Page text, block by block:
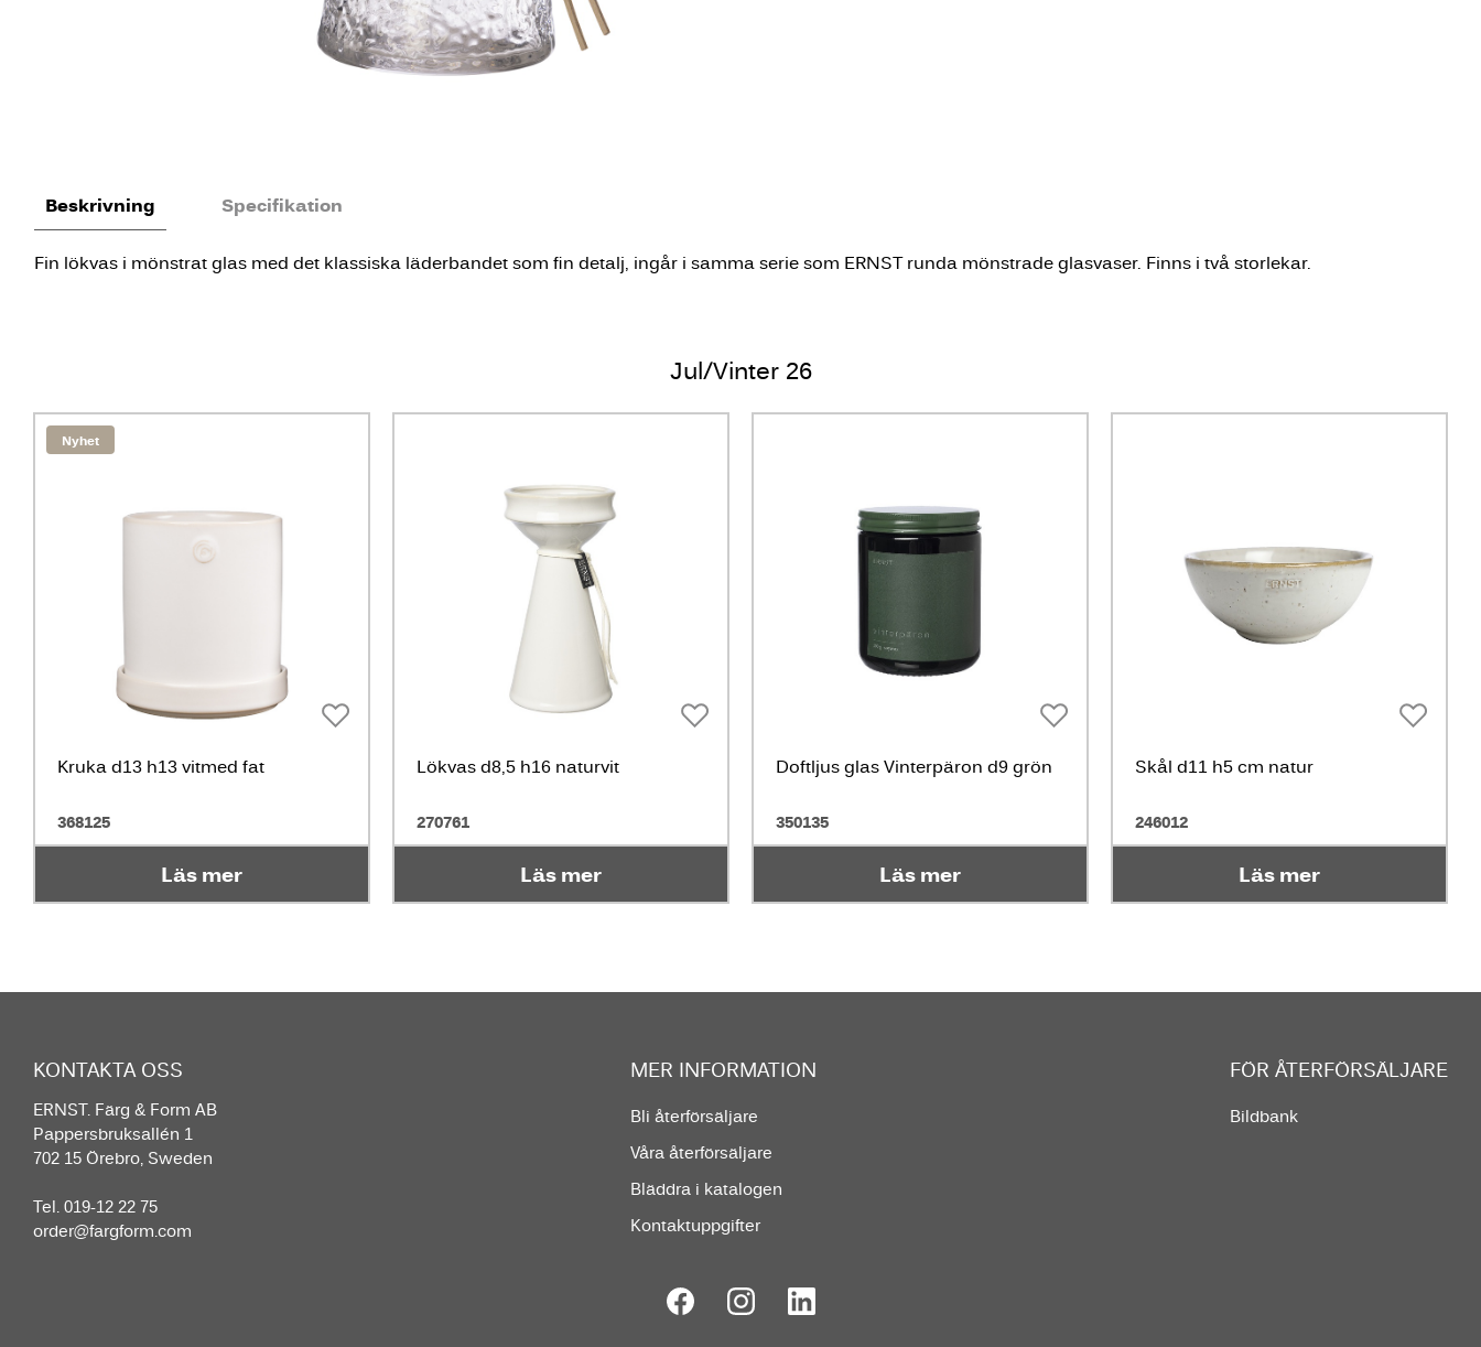
Beskrivning Specifikation
Fin lökvas i mönstrat glas med det klassiska läderbandet som fin detalj, ingår i samma serie som ERNST runda mönstrade glasvaser. Finns i två storlekar.
Jul/Vinter 26
Nyhet
Kruka d13 h13 vitmed fat
368125
Läs mer
Lökvas d8,5 h16 naturvit
270761
Läs mer
Doftljus glas Vinterpäron d9 grön
350135
Läs mer
Skål d11 h5 cm natur
246012
Läs mer
KONTAKTA OSS
ERNST. Färg & Form AB
Pappersbruksallén 1
702 15 Örebro, Sweden
Tel. 019-12 22 75
order@fargform.com
MER INFORMATION
Bli återförsäljare
Våra återförsäljare
Bläddra i katalogen
Kontaktuppgifter
FÖR ÅTERFÖRSÄLJARE
Bildbank